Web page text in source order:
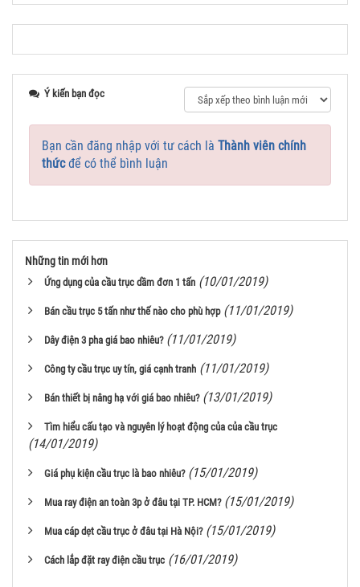
Ý kiến bạn đọc
Bạn cần đăng nhập với tư cách là Thành viên chính
thứcđể có thể bình luận
Những tin mới hơn
Ứng dụng của cầu trục dầm đơn 1 tấn (10/01/2019)
Bán cầu trục 5 tấn như thế nào cho phù hợp (11/01/2019)
Dây điện 3 pha giá bao nhiêu? (11/01/2019)
Công ty cầu trục uy tín, giá cạnh tranh (11/01/2019)
Bán thiết bị nâng hạ với giá bao nhiêu? (13/01/2019)
Tìm hiểu cấu tạo và nguyên lý hoạt động của của cầu trục
(14/01/2019)
Giá phụ kiện cầu trục là bao nhiêu? (15/01/2019)
Mua ray điện an toàn 3p ở đâu tại TP. HCM? (15/01/2019)
Mua cáp dẹt cầu trục ở đâu tại Hà Nội? (15/01/2019)
Cách lắp đặt ray điện cầu trục (16/01/2019)